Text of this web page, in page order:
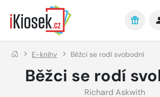
Přejít na hlavní obsah
E-knihy Běžci se rodí svobodní
Běžci se rodí
Richard Askwith